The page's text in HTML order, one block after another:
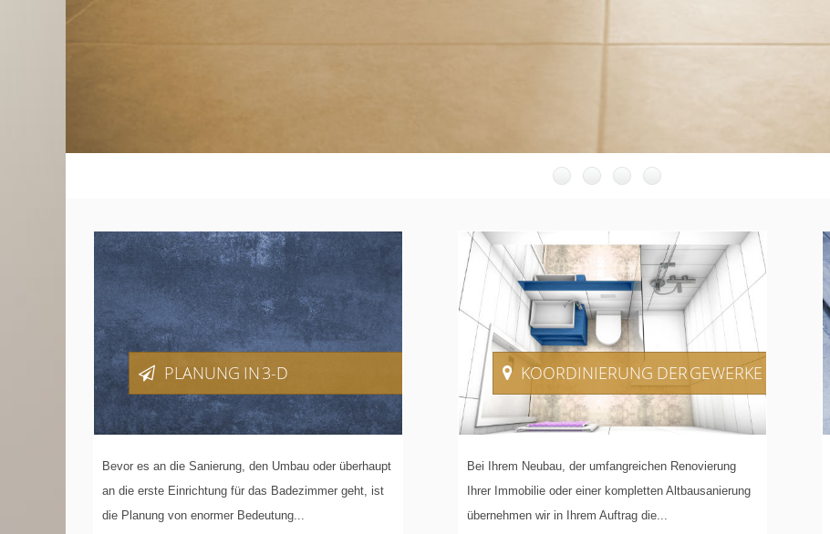
PLANUNG IN 3-D
Bevor es an die Sanierung, den Umbau oder überhaupt
an die erste Einrichtung für das Badezimmer geht, ist
die Planung von enormer Bedeutung...
KOORDINIERUNG DER GEWERKE
Bei Ihrem Neubau, der umfangreichen Renovierung
Ihrer Immobilie oder einer kompletten Altbausanierung
übernehmen wir in Ihrem Auftrag die...